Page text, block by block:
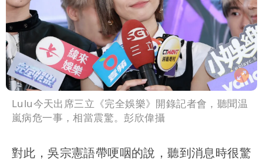
Lulu今天出席三立《完全娛樂》開錄記者會，聽聞温
嵐病危一事，相當震驚。彭欣偉攝
對此，吳宗憲語帶哽咽的說，聽到消息時很驚